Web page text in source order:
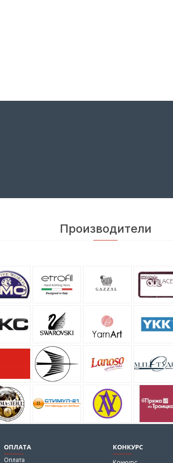
Производители
ОПЛАТА
Оплата
КОНКУРС